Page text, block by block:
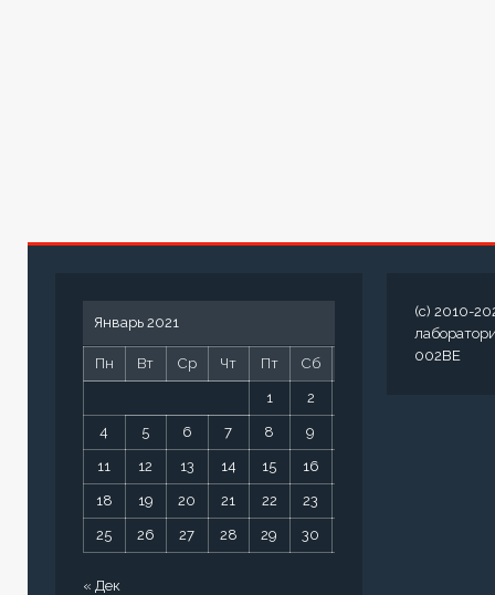
Январь 2021
Пн Вт Ср Чт Пт Сб
1 2
4 5 6 7 8 9
11 12 13 14 15 16
18 19 20 21 22 23
25 26 27 28 29 30
« Дек
(c) 2010-
002BE